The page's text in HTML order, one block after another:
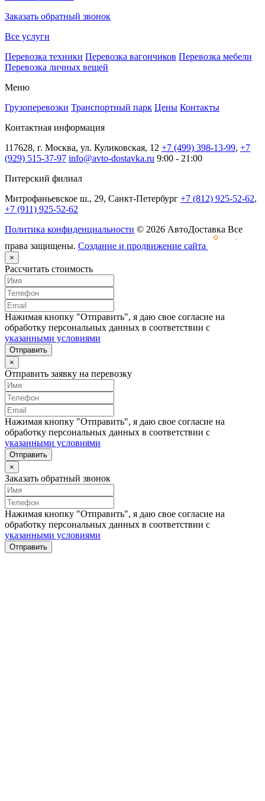
Заказать обратный звонок
Все услуги
Перевозка техники Перевозка вагончиков Перевозка мебели
Перевозка личных вещей
Меню
Грузоперевозки Транспортный парк Цены Контакты
Контактная информация
117628, г. Москва, ул. Куликовская, 12 +7 (499) 398-13-99, +7
(929) 515-37-97 info@avto-dostavka.ru 9:00 - 21:00
Питерский филиал
Митрофаньевское ш., 29, Санкт-Петербург +7 (812) 925-52-62,
+7 (911) 925-52-62
Политика конфиденциальности © 2026 АвтоДоставка Все
права защищены. Создание и продвижение сайта
×
Рассчитать стоимость
Нажимая кнопку "Отправить", я даю свое согласие на
обработку персональных данных в соответствии с
указанными условиями
Отправить
×
Отправить заявку на перевозку
Нажимая кнопку "Отправить", я даю свое согласие на
обработку персональных данных в соответствии с
указанными условиями
Отправить
×
Заказать обратный звонок
Нажимая кнопку "Отправить", я даю свое согласие на
обработку персональных данных в соответствии с
указанными условиями
Отправить